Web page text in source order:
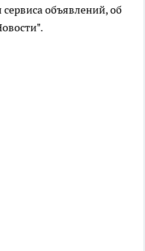
объявлений, об